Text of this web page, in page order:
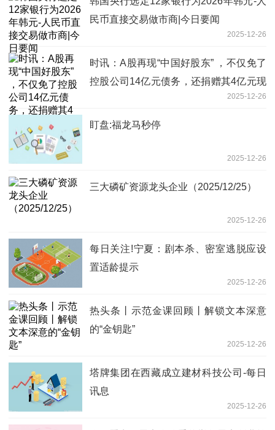
民币直接交易做市商|今日要闻
2025-12-26
时讯：A股再现“中国好股东” ，不仅免了
控股公司14亿元债务，还捐赠其4亿元现
2025-12-26
盯盘:福龙马秒停
2025-12-26
三大磷矿资源龙头企业（2025/12/25）
2025-12-26
每日关注!宁夏：剧本杀、密室逃脱应设
置适龄提示
2025-12-26
热头条丨示范金课回顾丨解锁文本深意
的“金钥匙”
2025-12-26
塔牌集团在西藏成立建材科技公司-每日
讯息
2025-12-26